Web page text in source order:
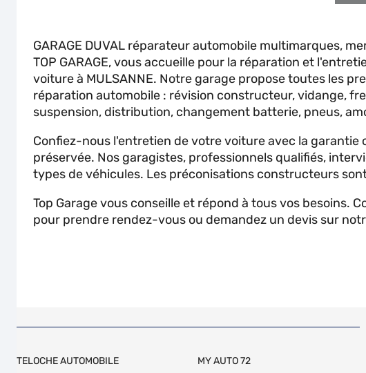
GARAGE DUVAL réparateur automobile multimarques,
TOP GARAGE, vous accueille pour la réparation et
voiture à MULSANNE. Notre garage propose toutes les
réparation automobile : révision constructeur, vidange,
suspension, distribution, changement batterie, pneus,
Confiez-nous l'entretien de votre voiture avec la
préservée. Nos garagistes, professionnels qualifiés,
types de véhicules. Les préconisations constructeurs
Top Garage vous conseille et répond à tous vos besoins.
pour prendre rendez-vous ou demandez un devis sur
TELOCHE AUTOMOBILE
MY AUTO 72